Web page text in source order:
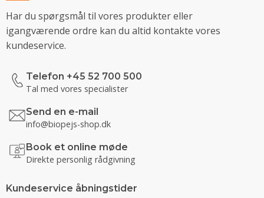
Har du spørgsmål til vores produkter eller
igangværende ordre kan du altid kontakte vores
kundeservice.
Telefon +45 52 700 500
Tal med vores specialister
Send en e-mail
info@biopejs-shop.dk
Book et online møde
Direkte personlig rådgivning
Kundeservice åbningstider